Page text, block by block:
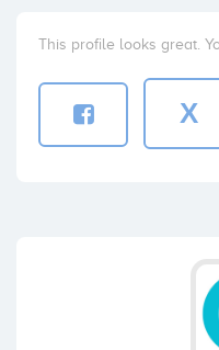
This profile looks great.
X